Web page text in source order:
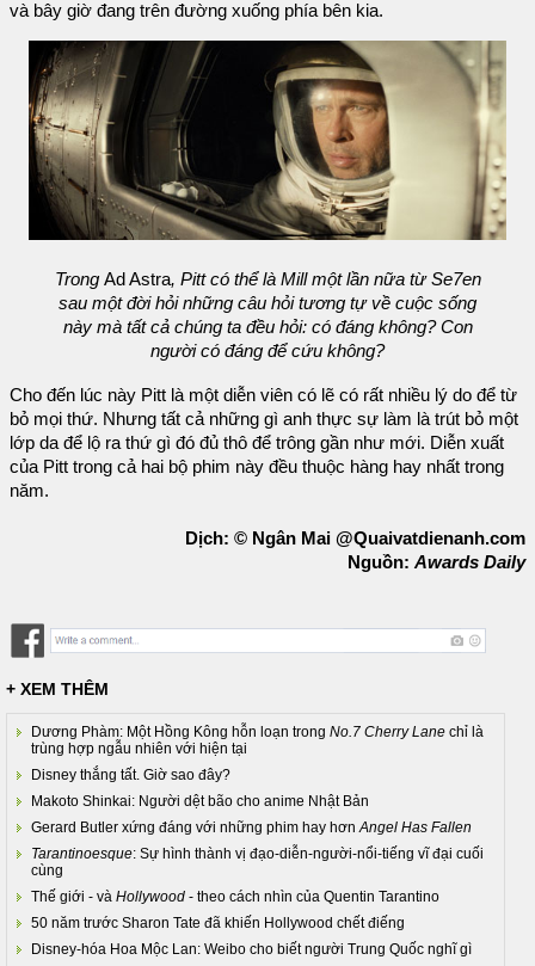
và bây giờ đang trên đường xuống phía bên kia.
Trong Ad Astra, Pitt có thể là Mill một lần nữa từ Se7en
sau một đời hỏi những câu hỏi tương tự về cuộc sống
này mà tất cả chúng ta đều hỏi: có đáng không? Con
người có đáng để cứu không?
Cho đến lúc này Pitt là một diễn viên có lẽ có rất nhiều lý do để từ
bỏ mọi thứ. Nhưng tất cả những gì anh thực sự làm là trút bỏ một
lớp da để lộ ra thứ gì đó đủ thô để trông gần như mới. Diễn xuất
của Pitt trong cả hai bộ phim này đều thuộc hàng hay nhất trong
năm.
Dịch: © Ngân Mai @Quaivatdienanh.com
Nguồn: Awards Daily
+ XEM THÊM
Dương Phàm: Một Hồng Kông hỗn loạn trong No.7 Cherry Lane chỉ là
trùng hợp ngẫu nhiên với hiện tại
Disney thắng tất. Giờ sao đây?
Makoto Shinkai: Người dệt bão cho anime Nhật Bản
Gerard Butler xứng đáng với những phim hay hơnAngel Has Fallen
Tarantinoesque: Sự hình thành vị đạo-diễn-người-nổi-tiếng vĩ đại cuối
cùng
Thế giới - và Hollywood - theo cách nhìn của Quentin Tarantino
50 năm trước Sharon Tate đã khiến Hollywood chết điếng
Disney-hóa Hoa Mộc Lan: Weibo cho biết người Trung Quốc nghĩ gì